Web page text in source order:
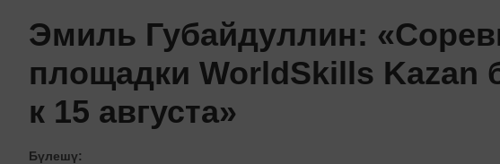
Эмиль Губайдуллин:
площадки WorldSkills Kazan
к 15 августа»
Бүлешү: